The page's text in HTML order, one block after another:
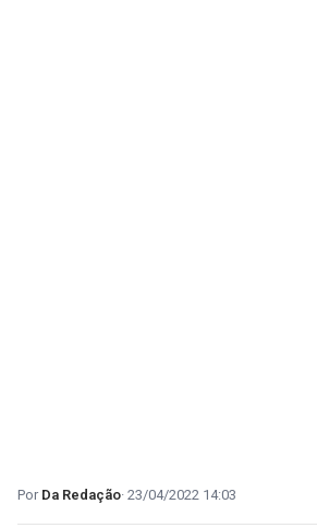
Da Redação 23/04/2022 14:03